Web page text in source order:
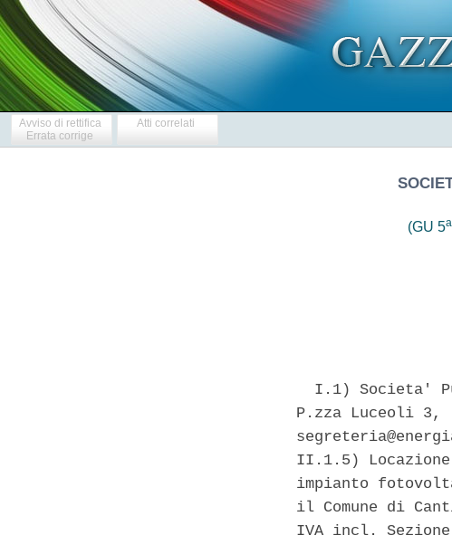
Avviso di rettifica
Errata corrige
Atti correlati
(GU 5a
I.1) Societa'
P.zza Luceoli 3,
II.1.5)
impianto
il Comune di
IVA incl.